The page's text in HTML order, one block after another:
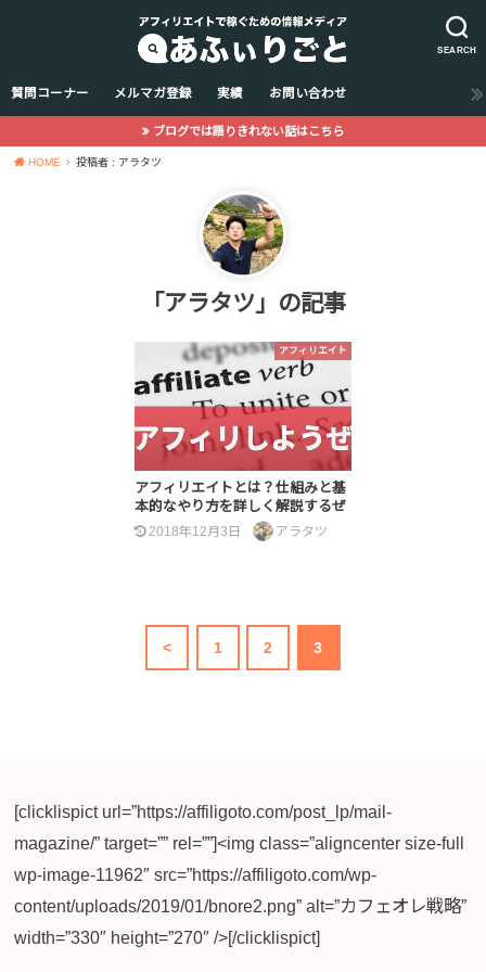
SEARCH
質問コーナー メルマガ登録 実績 お問い合わせ
ブログでは語りきれない話はこちら
HOME 投稿者 : アラタツ
「アラタツ」の記事
アフィリエイト
アフィリエイトとは？仕組みと基
本的なやり方を詳しく解説するぜ
2018年12月3日 アラタツ
< 1 2 3
[clicklispict url=”https://affiligoto.com/post_lp/mail-
magazine/” target=”” rel=””]<img class=”aligncenter size-full
wp-image-11962″ src=”https://affiligoto.com/wp-
content/uploads/2019/01/bnore2.png” alt=”カフェオレ戦略”
width=”330″ height=”270″ />[/clicklispict]